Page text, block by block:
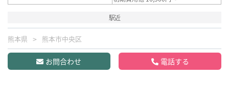
駅近
熊本県 熊本市中央区
お問合わせ 電話する